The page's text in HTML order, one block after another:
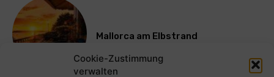
Cookie-Zustimmung
verwalten
Mallorca am Elbstrand